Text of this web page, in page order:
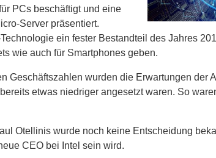
PCs beschäftigt und eine
Server präsentiert.
ein fester Bestandteil des Jahres
wie auch für Smartphones geben.
Geschäftszahlen wurden die Erwartungen der
etwas niedriger angesetzt waren. So
Otellinis wurde noch keine Entscheidung
CEO bei Intel sein wird.